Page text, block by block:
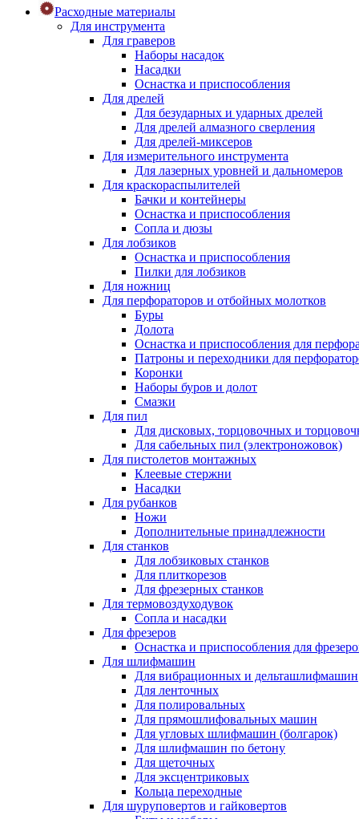
Расходные материалы
Для инструмента
Для граверов
Наборы насадок
Насадки
Оснастка и приспособления
Для дрелей
Для безударных и ударных дрелей
Для дрелей алмазного сверления
Для дрелей-миксеров
Для измерительного инструмента
Для лазерных уровней и дальномеров
Для краскораспылителей
Бачки и контейнеры
Оснастка и приспособления
Сопла и дюзы
Для лобзиков
Оснастка и приспособления
Пилки для лобзиков
Для ножниц
Для перфораторов и отбойных молотков
Буры
Долота
Оснастка и приспособления для
Патроны и переходники для
Коронки
Наборы буров и долот
Смазки
Для пил
Для дисковых, торцовочных и
Для сабельных пил (электроножовок)
Для пистолетов монтажных
Клеевые стержни
Насадки
Для рубанков
Ножи
Дополнительные принадлежности
Для станков
Для лобзиковых станков
Для плиткорезов
Для фрезерных станков
Для термовоздуходувок
Сопла и насадки
Для фрезеров
Оснастка и приспособления для
Для шлифмашин
Для вибрационных и дельташлифмашин
Для ленточных
Для полировальных
Для прямошлифовальных машин
Для угловых шлифмашин (болгарок)
Для шлифмашин по бетону
Для щеточных
Для эксцентриковых
Кольца переходные
Для шуруповертов и гайковертов